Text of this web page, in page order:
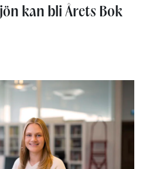
kan bli Årets Bok